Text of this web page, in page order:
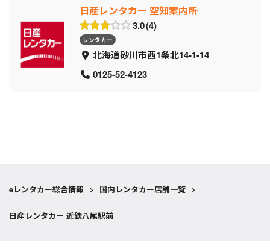
日産レンタカー 空知案内所
3.0 4
レンタカー
北海道砂川市西1条北14-1-14
0125-52-4123
eレンタカー総合情報 > 国内レンタカー店舗一覧 >
日産レンタカー 近鉄八尾駅前